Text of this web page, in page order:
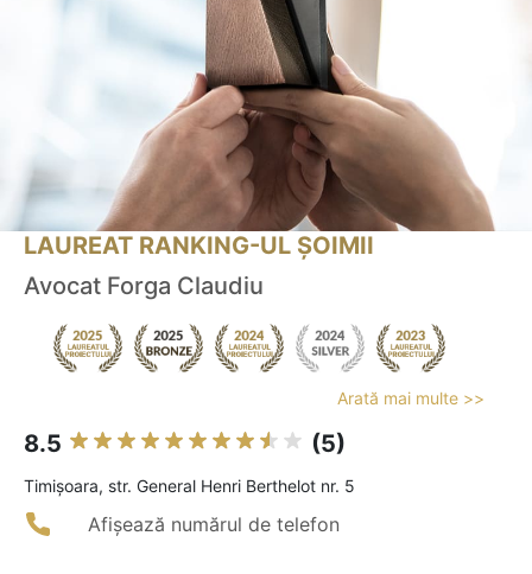
LAUREAT RANKING-UL ȘOIMII
Avocat Forga Claudiu
Arată mai multe >>
8.5 (5)
Timişoara, str. General Henri Berthelot nr. 5
Afișează numărul de telefon